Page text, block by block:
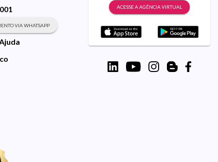
VIA WHATSAPP
ACESSE A AGÊNCIA VIRTUAL